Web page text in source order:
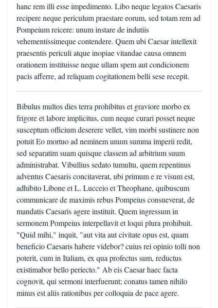
hanc rem illi esse impedimento. Libo neque legatos Caesaris
recipere neque periculum praestare eorum, sed totam rem ad
Pompeium reicere: unum instare de indutiis
vehementissimeque contendere. Quem ubi Caesar intellexit
praesentis periculi atque inopiae vitandae causa omnem
orationem instituisse neque ullam spem aut condicionem
pacis afferre, ad reliquam cogitationem belli sese recepit.
Bibulus multos dies terra prohibitus et graviore morbo ex
frigore et labore implicitus, cum neque curari posset neque
susceptum officium deserere vellet, vim morbi sustinere non
potuit Eo mortuo ad neminem unum summa imperii redit,
sed separatim suam quisque classem ad arbitrium suum
administrabat. Vibullius sedato tumultu, quem repentinus
adventus Caesaris concitaverat, ubi primum e re visum est,
adhibito Libone et L. Lucceio et Theophane, quibuscum
communicare de maximis rebus Pompeius consueverat, de
mandatis Caesaris agere instituit. Quem ingressum in
sermonem Pompeius interpellavit et loqui plura prohibuit.
"Quid mihi," inquit, "aut vita aut civitate opus est, quam
beneficio Caesaris habere videbor? cuius rei opinio tolli non
poterit, cum in Italiam, ex qua profectus sum, reductus
existimabor bello periecto." Ab eis Caesar haec facta
cognovit, qui sermoni interfuerunt; conatus tamen nihilo
minus est aliis rationibus per colloquia de pace agere.